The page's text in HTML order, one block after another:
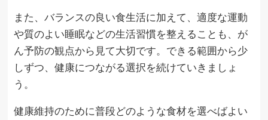
また、バランスの良い食生活に加えて、適度な運動
や質のよい睡眠などの生活習慣を整えることも、が
ん予防の観点から見て大切です。できる範囲から少
しずつ、健康につながる選択を続けていきましょ
う。
健康維持のために普段どのような食材を選べばよい